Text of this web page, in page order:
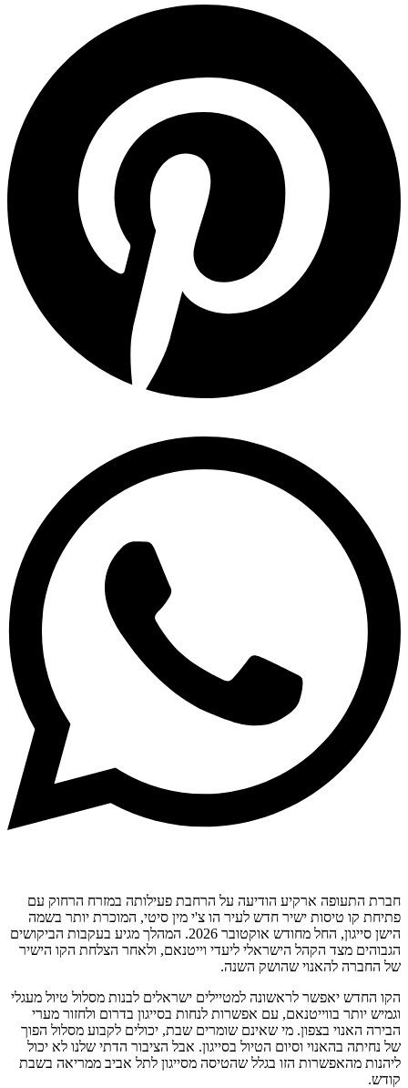
חברת התעופה ארקיע הודיעה על הרחבת פעילותה במזרח הרחוק עם
פתיחת קו טיסות ישיר חדש לעיר הו צ'י מין סיטי, המוכרת יותר בשמה
הישן סייגון, החל מחודש אוקטובר 2026. המהלך מגיע בעקבות הביקושים
הגבוהים מצד הקהל הישראלי ליעדי וייטנאם, ולאחר הצלחת הקו הישיר
של החברה להאנוי שהושק השנה.
הקו החדש יאפשר לראשונה למטיילים ישראלים לבנות מסלול טיול מעגלי
וגמיש יותר בווייטנאם, עם אפשרות לנחות בסייגון בדרום ולחזור מערי
הבירה האנוי בצפון. מי שאינם שומרים שבת, יכולים לקבוע מסלול הפוך
של נחיתה בהאנוי וסיום הטיול בסייגון. אבל הציבור הדתי שלנו לא יכול
ליהנות מהאפשרות הזו בגלל שהטיסה מסייגון לתל אביב ממריאה בשבת
קודש.